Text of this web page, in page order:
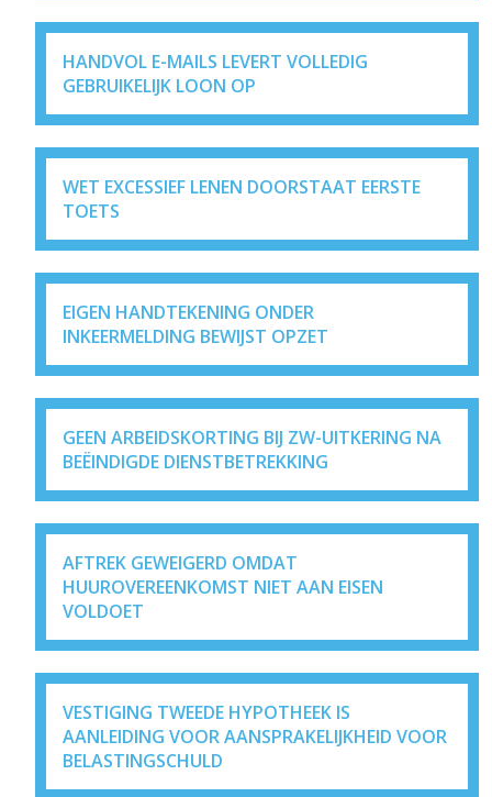
HANDVOL E-MAILS LEVERT VOLLEDIG
GEBRUIKELIJK LOON OP
WET EXCESSIEF LENEN DOORSTAAT EERSTE
TOETS
EIGEN HANDTEKENING ONDER
INKEERMELDING BEWIJST OPZET
GEEN ARBEIDSKORTING BIJ ZW-UITKERING NA
BEËINDIGDE DIENSTBETREKKING
AFTREK GEWEIGERD OMDAT
HUUROVEREENKOMST NIET AAN EISEN
VOLDOET
VESTIGING TWEEDE HYPOTHEEK IS
AANLEIDING VOOR AANSPRAKELIJKHEID VOOR
BELASTINGSCHULD